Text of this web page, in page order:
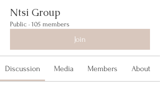
Ntsi Group
Public · 105 members
Join
Discussion Media Members About